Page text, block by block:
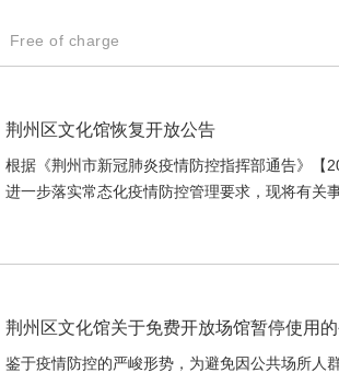
Free of charge
荆州区文化馆恢复开放公告
根据《荆州市新冠肺炎疫情防控指挥部通告》【
进一步落实常态化疫情防控管理要求，现将有
荆州区文化馆关于免费开放场馆暂停使用
鉴于疫情防控的严峻形势，为避免因公共场所人